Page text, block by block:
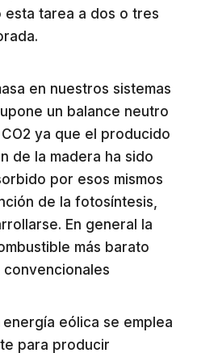
esta tarea a dos o tres
en nuestros sistemas
un balance neutro
ya que el producido
de la madera ha sido
por esos mismos
de la fotosíntesis,
En general la
más barato
energía eólica se emplea
para producir